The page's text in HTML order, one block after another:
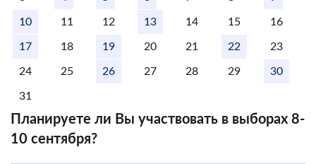
10 11 12 13 14 15 16
17 18 19 20 21 22 23
24 25 26 27 28 29 30
31
Планируете ли Вы участвовать в выборах 8-
10 сентября?